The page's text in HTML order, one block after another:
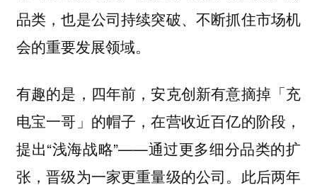
品类，也是公司持续突破、不断抓住市场机
会的重要发展领域。
有趣的是，四年前，安克创新有意摘掉「充
电宝一哥」的帽子，在营收近百亿的阶段，
提出“浅海战略”——通过更多细分品类的扩
张，晋级为一家更重量级的公司。此后两年